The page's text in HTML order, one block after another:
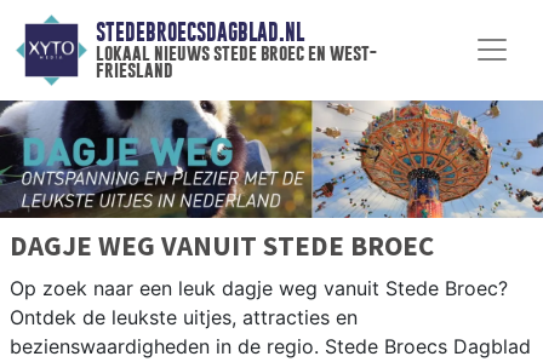
STEDEBROECSDAGBLAD.NL
lokaal nieuws stede broec en west-
friesland
DAGJE WEG VANUIT STEDE BROEC
Op zoek naar een leuk dagje weg vanuit Stede Broec?
Ontdek de leukste uitjes, attracties en
bezienswaardigheden in de regio. Stede Broecs Dagblad